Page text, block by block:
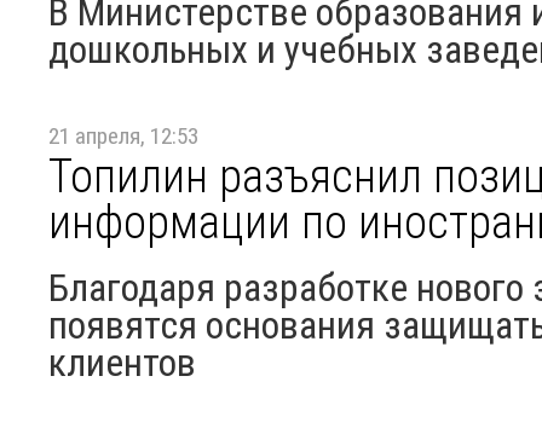
В Министерстве образования
дошкольных и учебных
21 апреля, 12:53
Топилин разъяснил
информации по
Благодаря разработке
появятся основания
клиентов